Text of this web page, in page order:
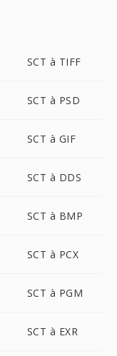
SCT à TIFF
SCT à PSD
SCT à GIF
SCT à DDS
SCT à BMP
SCT à PCX
SCT à PGM
SCT à EXR